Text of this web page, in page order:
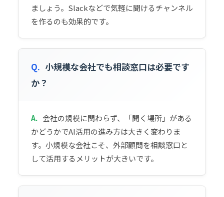
ましょう。Slackなどで気軽に聞けるチャンネル
を作るのも効果的です。
Q. 小規模な会社でも相談窓口は必要です
か？
A. 会社の規模に関わらず、「聞く場所」がある
かどうかでAI活用の進み方は大きく変わりま
す。小規模な会社こそ、外部顧問を相談窓口と
して活用するメリットが大きいです。